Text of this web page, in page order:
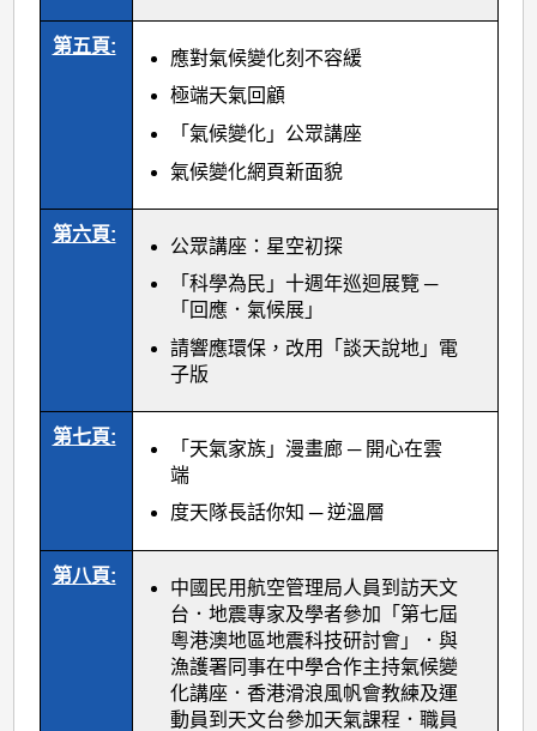
第五頁:
應對氣候變化刻不容緩
極端天氣回顧
「氣候變化」公眾講座
氣候變化網頁新面貌
第六頁:
公眾講座：星空初探
「科學為民」十週年巡迴展覽 ─
「回應．氣候展」
請響應環保，改用「談天說地」電
子版
第七頁:
「天氣家族」漫畫廊 ─ 開心在雲
端
度天隊長話你知 ─ 逆溫層
第八頁:
中國民用航空管理局人員到訪天文
台．地震專家及學者參加「第七屆
粵港澳地區地震科技研討會」．與
漁護署同事在中學合作主持氣候變
化講座．香港滑浪風帆會教練及運
動員到天文台參加天氣課程．職員